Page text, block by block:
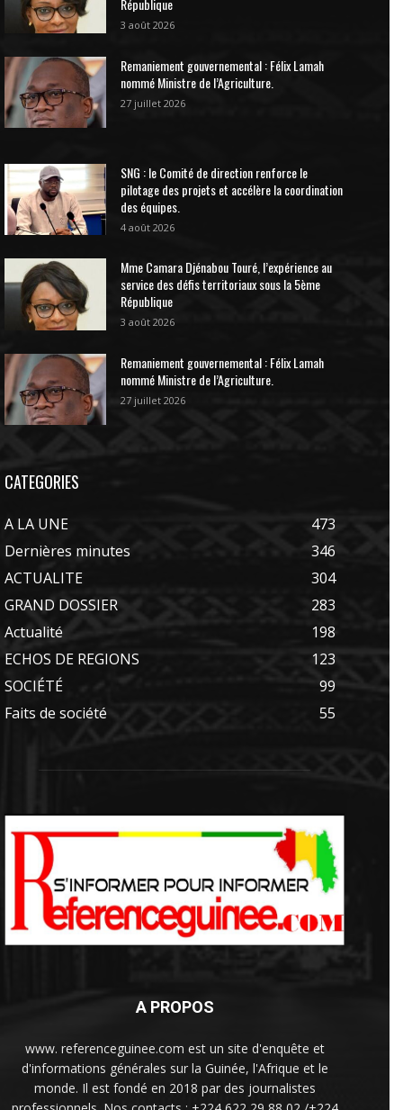
République
3 août 2026
Remaniement gouvernemental : Félix Lamah
nommé Ministre de l’Agriculture.
27 juillet 2026
SNG : le Comité de direction renforce le
pilotage des projets et accélère la coordination
des équipes.
4 août 2026
Mme Camara Djénabou Touré, l’expérience au
service des défis territoriaux sous la 5ème
République
3 août 2026
Remaniement gouvernemental : Félix Lamah
nommé Ministre de l’Agriculture.
27 juillet 2026
CATEGORIES
A LA UNE
473
Dernières minutes
346
ACTUALITE
304
GRAND DOSSIER
283
Actualité
198
ECHOS DE REGIONS
123
SOCIÉTÉ
99
Faits de société
55
A PROPOS
www. referenceguinee.com est un site d'enquête et
d'informations générales sur la Guinée, l'Afrique et le
monde. Il est fondé en 2018 par des journalistes